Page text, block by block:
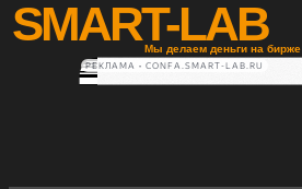
SMART-LAB
Мы делаем деньги на бирже
РЕКЛАМА • CONFA.SMART-LAB.RU